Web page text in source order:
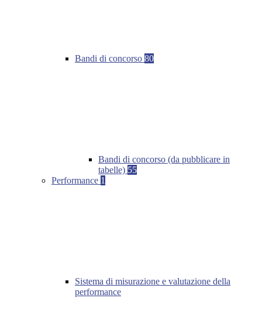
Bandi di concorso 80
Bandi di concorso (da pubblicare in
tabelle) 55
Performance 1
Sistema di misurazione e valutazione della
performance